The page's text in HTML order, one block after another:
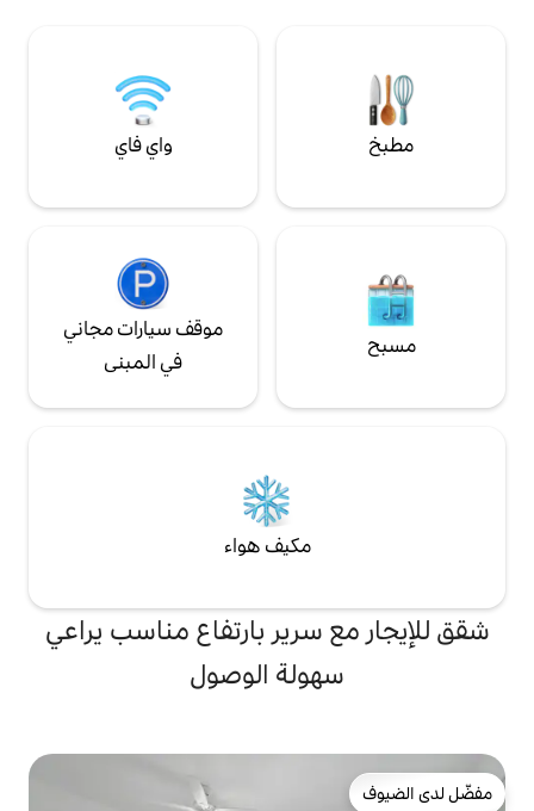
واي فاي
موقف سيارات مجاني
في المبنى
بارتفاع مناسب يراعي